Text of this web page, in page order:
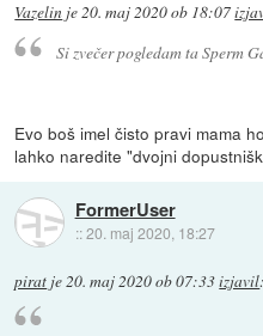
Vazelin je20. maj 2020 ob 18:07
Si zvečer pogledam ta Sperm
Evo boš imel čisto pravi mama
lahko naredite "dvojni
FormerUser
::20. maj 2020, 18:27
pirat je20. maj 2020 ob 07:33izjavil: